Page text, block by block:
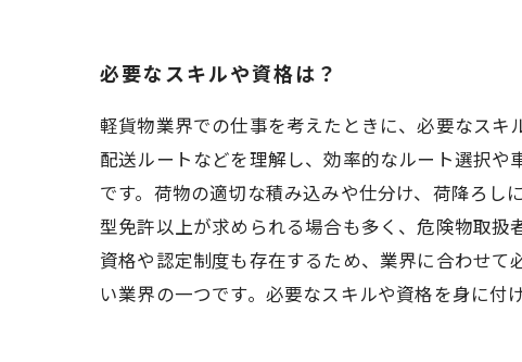
必要なスキルや資格は？
軽貨物業界での仕事を考えたときに、必要なス
配送ルートなどを理解し、効率的なルート選択
です。荷物の適切な積み込みや仕分け、荷降ろ
型免許以上が求められる場合も多く、危険物取
資格や認定制度も存在するため、業界に合わせ
い業界の一つです。必要なスキルや資格を身に付